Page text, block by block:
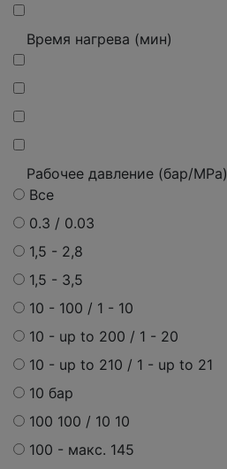
Время нагрева (мин)
Рабочее давление (бар/MPa)
Все
0.3 / 0.03
1,5 - 2,8
1,5 - 3,5
10 - 100 / 1 - 10
10 - up to 200 / 1 - 20
10 - up to 210 / 1 - up to 21
10 бар
100 100 / 10 10
100 - макс. 145